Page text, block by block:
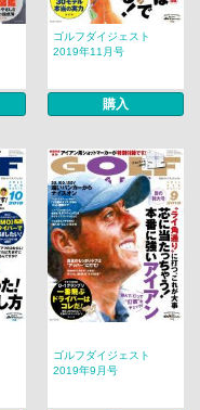
ゴルフダイジェスト
2019年11月号
購入
ゴルフダイジェスト
2019年9月号